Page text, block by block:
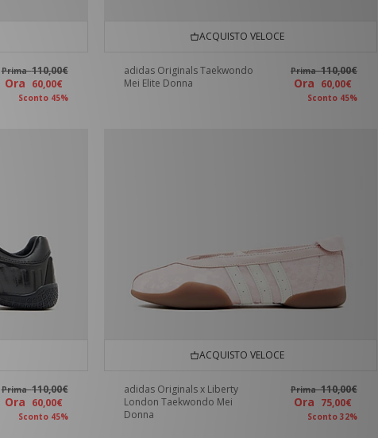
Prima110,00€
Ora 60,00€
Sconto 45%
ACQUISTO VELOCE
adidas Originals Taekwondo
Mei Elite Donna
Prima110,00€
Ora 60,00€
Sconto 45%
Prima110,00€
Ora 60,00€
Sconto 45%
ACQUISTO VELOCE
adidas Originals x Liberty
London Taekwondo Mei
Donna
Prima110,00€
Ora 75,00€
Sconto 32%